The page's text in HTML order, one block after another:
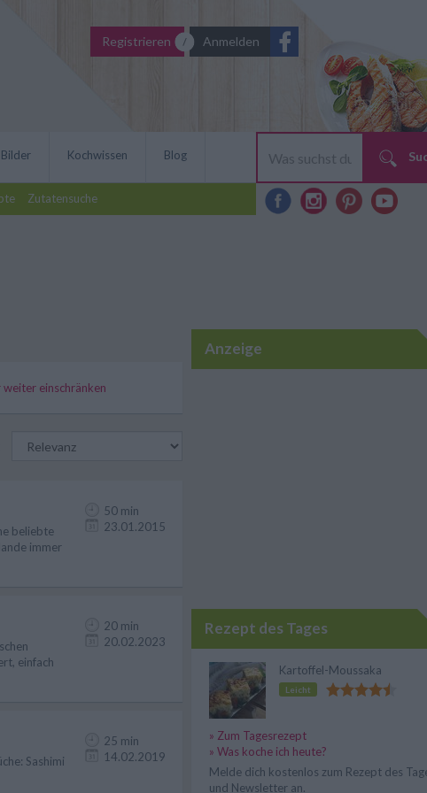
Registrieren Anmelden
Zutatensuche
Bilder Kochwissen Blog
einschränken
beliebte
immer
50 min
23.01.2015
einfach
20 min
20.02.2023
Sashimi
25 min
14.02.2019
Anzeige
Rezept des Tages
Kartoffel-Moussaka
Leicht
» Zum Tagesrezept
» Was koche ich heute?
Melde dich kostenlos zum Rezept des
und Newsletter an.